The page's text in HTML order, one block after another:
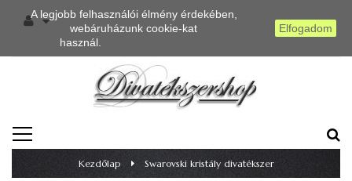
A legjobb felhasználói élmény érdekében,
webáruházunk cookie-kat
használ.
Elfogadom
TOGGLE
NAVIGATION
Kezdőlap > Swarovski kristály divatékszer